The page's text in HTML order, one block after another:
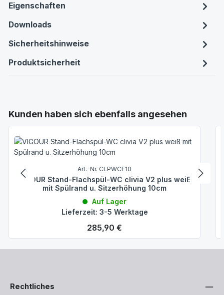
Eigenschaften
Downloads
Sicherheitshinweise
Produktsicherheit
Produktgalerie überspringen
Kunden haben sich ebenfalls angesehen
Art.-Nr. CLPWCF10
VIGOUR Stand-Flachspül-WC clivia V2 plus weiß
mit Spülrand u. Sitzerhöhung 10cm
Auf Lager
Lieferzeit: 3-5 Werktage
Regulärer Preis:
285,90 €
Rechtliches